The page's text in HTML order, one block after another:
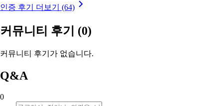
인증 후기 더보기 (64)
커뮤니티 후기 (0)
커뮤니티 후기가 없습니다.
Q&A
0